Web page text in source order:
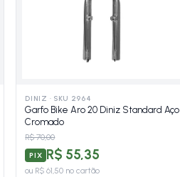
DINIZ · SKU 2964
Garfo Bike Aro 20 Diniz Standard Aço
Cromado
R$ 70,00
PIX R$ 55,35
ou R$ 61,50 no cartão